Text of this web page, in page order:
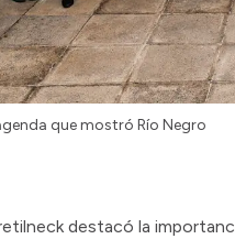
que mostró Río Negro
destacó la